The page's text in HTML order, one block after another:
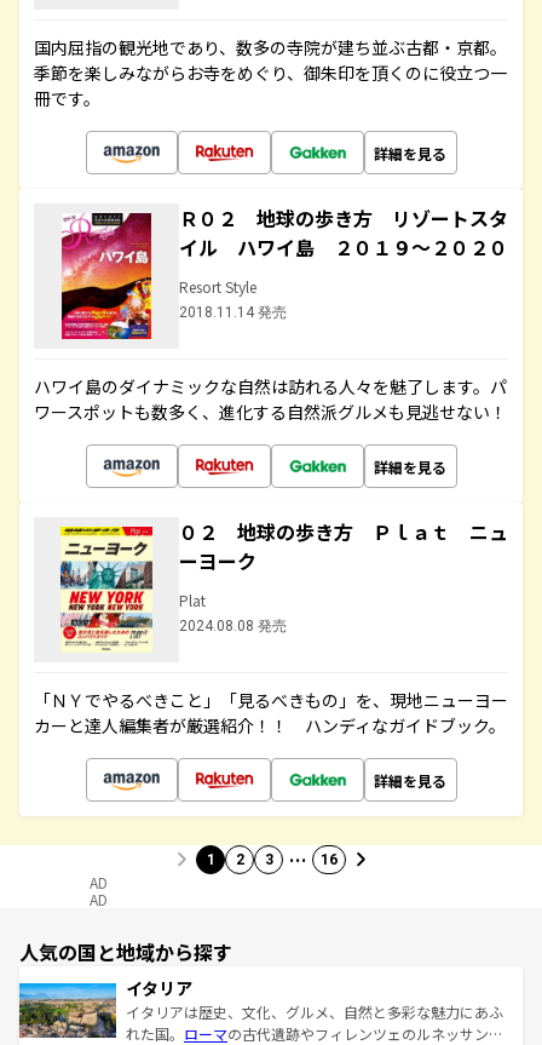
国内屈指の観光地であり、数多の寺院が建ち並ぶ古都・京都。
季節を楽しみながらお寺をめぐり、御朱印を頂くのに役立つ一
冊です。
詳細を見る
Ｒ０２ 地球の歩き方 リゾートスタ
イル ハワイ島 ２０１９～２０２０
Resort Style
2018.11.14 発売
ハワイ島のダイナミックな自然は訪れる人々を魅了します。パ
ワースポットも数多く、進化する自然派グルメも見逃せない！
詳細を見る
０２ 地球の歩き方 Ｐｌａｔ ニュ
ーヨーク
Plat
2024.08.08 発売
「ＮＹでやるべきこと」「見るべきもの」を、現地ニューヨー
カーと達人編集者が厳選紹介！！ ハンディなガイドブック。
詳細を見る
1 2 3 … 16
AD
AD
人気の国と地域から探す
イタリア
イタリアは歴史、文化、グルメ、自然と多彩な魅力にあふ
れた国。 ローマの古代遺跡やフィレンツェのルネッサンス